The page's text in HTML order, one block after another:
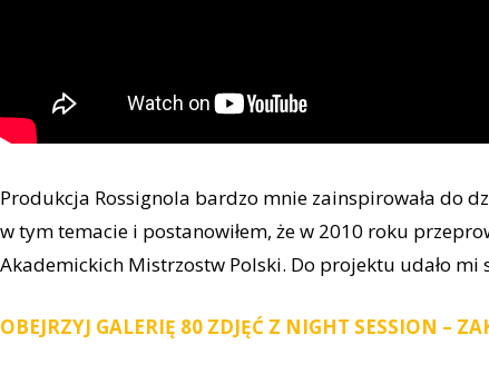
Produkcja Rossignola bardzo mnie zainspirowała do
w tym temacie i postanowiłem, że w 2010 roku
Akademickich Mistrzostw Polski. Do projektu udało
OBEJRZYJ GALERIĘ 80 ZDJĘĆ Z NIGHT SESSION –